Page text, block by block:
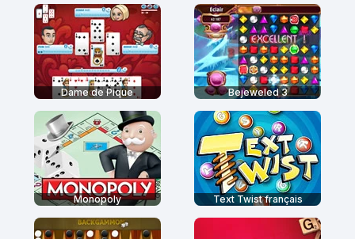
Dame de Pique Bejeweled 3
Monopoly Text Twist français